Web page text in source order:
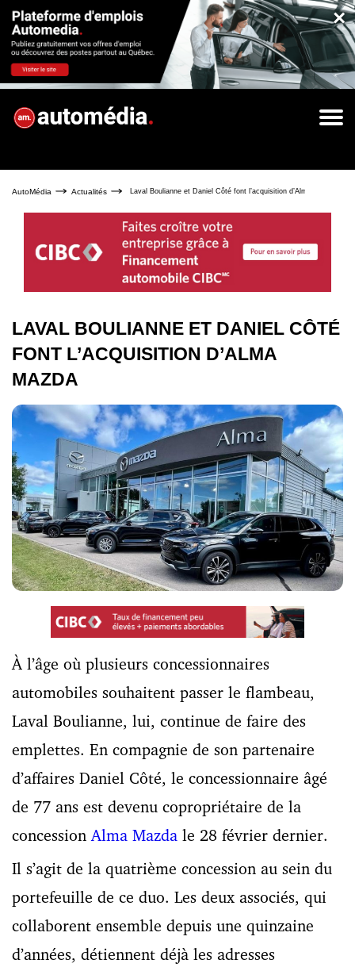
×
AutoMédia Actualités Laval Boulianne et Daniel Côté font l’acquisition d’Alma Mazda
LAVAL BOULIANNE ET DANIEL CÔTÉ
FONT L’ACQUISITION D’ALMA
MAZDA
À l’âge où plusieurs concessionnaires
automobiles souhaitent passer le flambeau,
Laval Boulianne, lui, continue de faire des
emplettes. En compagnie de son partenaire
d’affaires Daniel Côté, le concessionnaire âgé
de 77 ans est devenu copropriétaire de la
concession Alma Mazda le 28 février dernier.
Il s’agit de la quatrième concession au sein du
portefeuille de ce duo. Les deux associés, qui
collaborent ensemble depuis une quinzaine
d’années, détiennent déjà les adresses